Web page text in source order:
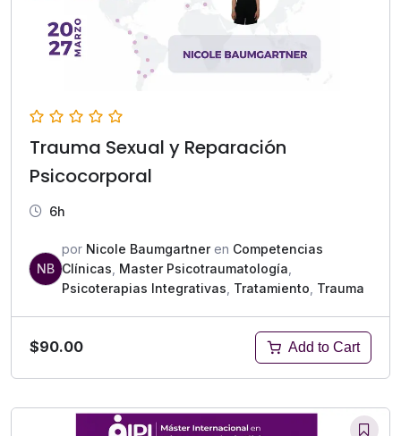
Trauma Sexual y Reparación
Psicocorporal
6h
NB
por Nicole Baumgartneren Competencias
Clínicas Master Psicotraumatología
Psicoterapias Integrativas Tratamiento Trauma
$90.00 Add to Cart